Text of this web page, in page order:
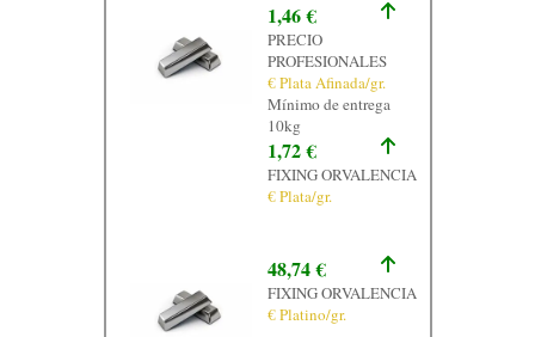
1,46 €
PRECIO
PROFESIONALES
€ Plata Afinada/gr.
Mínimo de entrega
10kg
1,72 €
FIXING ORVALENCIA
€ Plata/gr.
48,74 €
FIXING ORVALENCIA
€ Platino/gr.